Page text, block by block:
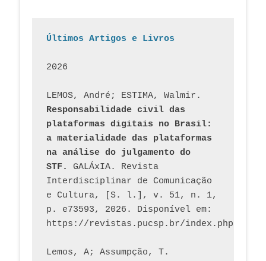
Últimos Artigos e Livros
2026
Responsabilidade civil das
plataformas digitais no Brasil:
a materialidade das plataformas
na análise do julgamento do
STF.
GALÁxIA. Revista
Interdisciplinar de Comunicação
e Cultura, [S. l.], v. 51, n. 1,
p. e73593, 2026. Disponível em: